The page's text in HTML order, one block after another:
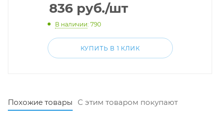
836 руб./шт
В наличии: 790
КУПИТЬ В 1 КЛИК
Похожие товары С этим товаром покупают